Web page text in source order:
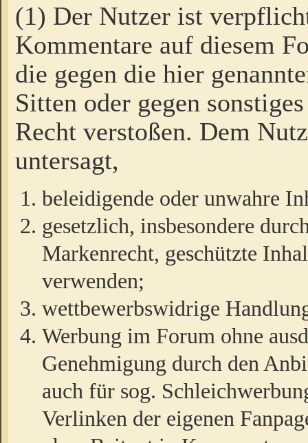
(1) Der Nutzer ist
Kommentare auf diesem
die gegen die hier
Sitten oder gegen
Recht verstoßen. Dem
untersagt,
beleidigende oder unwahre
gesetzlich, insbesondere
Markenrecht, geschützte
verwenden;
wettbewerbswidrige
Werbung im Forum ohne
Genehmigung durch den
auch für sog.
Verlinken der eigenen